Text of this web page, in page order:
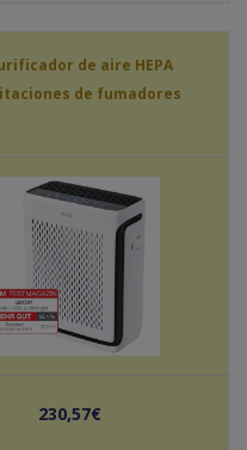
de aire HEPA
de fumadores
230,57€